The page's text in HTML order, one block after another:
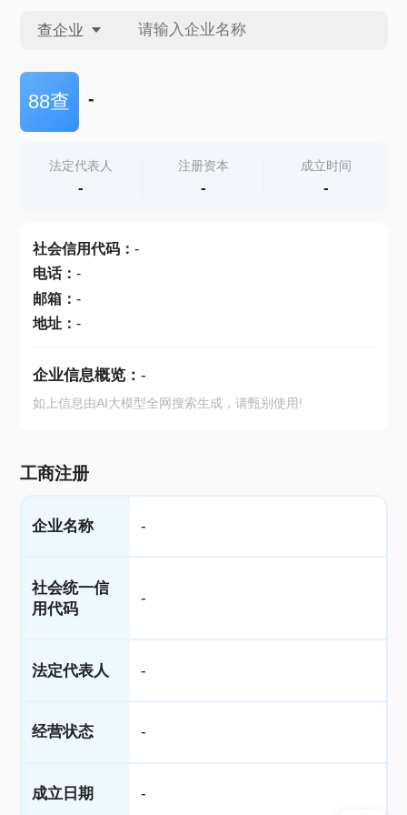
查企业
查企业
查产地
88查 -
法定代表人
-
注册资本
-
成立时间
-
社会信用代码： -
电话： -
邮箱： -
地址： -
企业信息概览： -
如上信息由AI大模型全网搜索生成，请甄别使用!
工商注册
企业名称 -
社会统一信
用代码
-
法定代表人 -
经营状态 -
成立日期 -